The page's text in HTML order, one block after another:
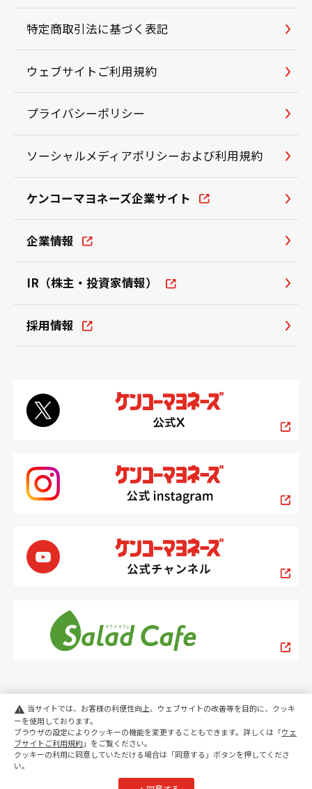
PC スマートフォン
特定商取引法に基づく表記
ウェブサイトご利用規約
プライバシーポリシー
ソーシャルメディアポリシーおよび利用規約
ケンコーマヨネーズ企業サイト
企業情報
IR（株主・投資家情報）
採用情報
copyright KENKO Mayonnaise Co.,Ltd.All rights reserved.
warning 当サイトでは、お客様の利便性向上、ウェブサイトの改善等を目的に、クッキ
ーを使用しております。
ブラウザの設定によりクッキーの機能を変更することもできます。詳しくは「ウェ
ブサイトご利用規約」をご覧ください。
クッキーの利用に同意していただける場合は「同意する」ボタンを押してくださ
い。